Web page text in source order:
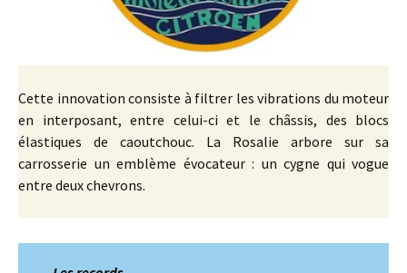
Cette innovation consiste à filtrer les vibrations du moteur
en interposant, entre celui-ci et le châssis, des blocs
élastiques de caoutchouc. La Rosalie arbore sur sa
carrosserie un emblème évocateur : un cygne qui vogue
entre deux chevrons.